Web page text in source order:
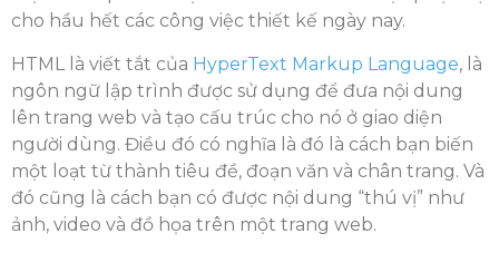
cho hầu hết các công việc thiết kế ngày nay.
HTML là viết tắt của HyperText Markup Language, là
ngôn ngữ lập trình được sử dụng để đưa nội dung
lên trang web và tạo cấu trúc cho nó ở giao diện
người dùng. Điều đó có nghĩa là đó là cách bạn biến
một loạt từ thành tiêu đề, đoạn văn và chân trang. Và
đó cũng là cách bạn có được nội dung “thú vị” như
ảnh, video và đồ họa trên một trang web.